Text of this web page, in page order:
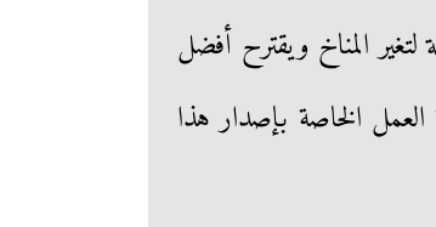
لتغير المناخ ويقترح أفضل
الخاصة بإصدار هذا